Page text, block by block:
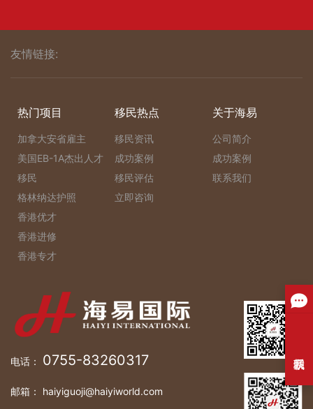
友情链接:
热门项目
加拿大安省雇主
美国EB-1A杰出人才
移民
格林纳达护照
香港优才
香港进修
香港专才
移民热点
移民资讯
成功案例
移民评估
立即咨询
关于海易
公司简介
成功案例
联系我们
电话： 0755-83260317
邮箱： haiyiguoji@haiyiworld.com